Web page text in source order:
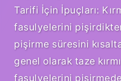
Tarifi İçin İpuçları:
fasulyelerini
pişirme süresini
genel olarak taze
fasulyelerini